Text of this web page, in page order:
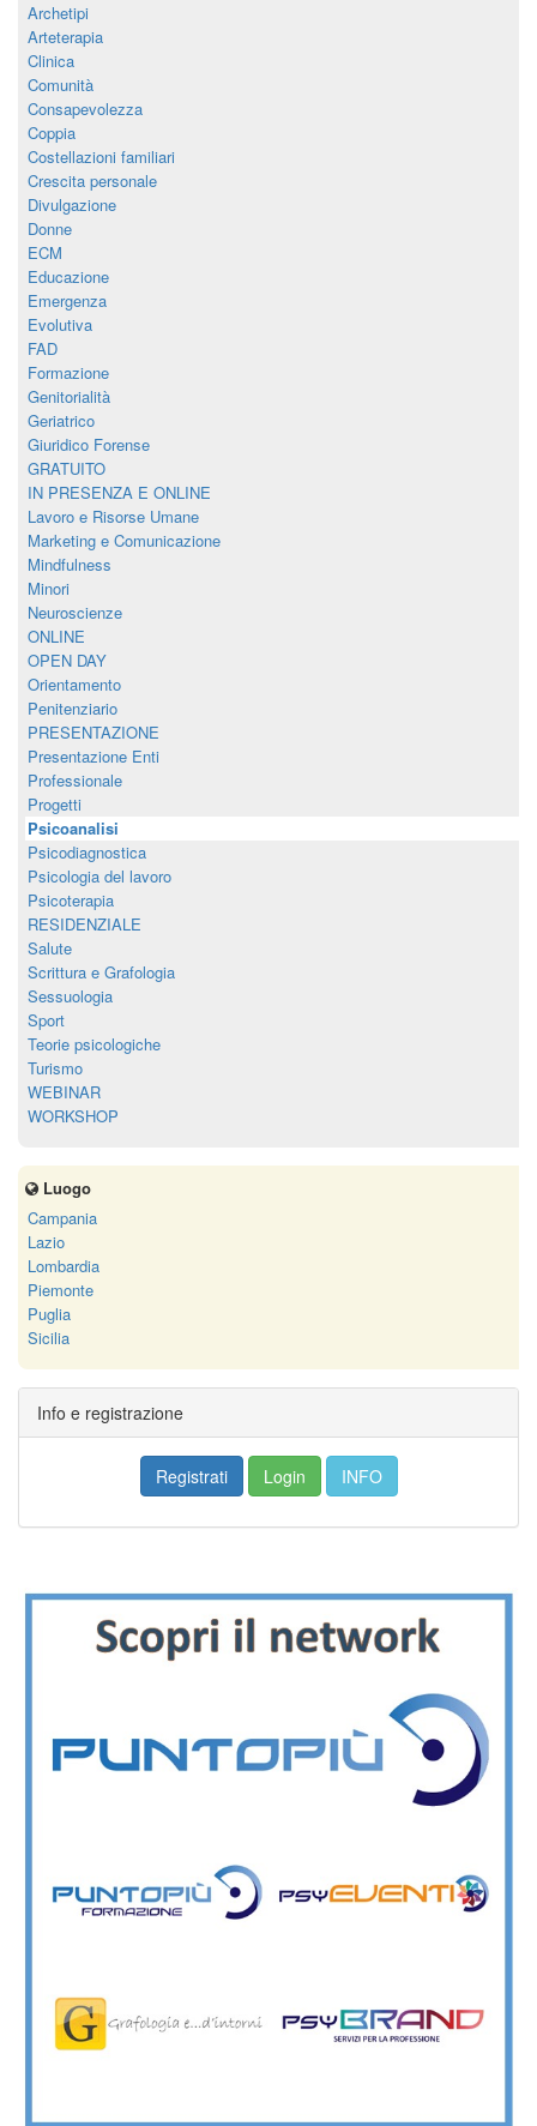
Archetipi
Arteterapia
Clinica
Comunità
Consapevolezza
Coppia
Costellazioni familiari
Crescita personale
Divulgazione
Donne
ECM
Educazione
Emergenza
Evolutiva
FAD
Formazione
Genitorialità
Geriatrico
Giuridico Forense
GRATUITO
IN PRESENZA E ONLINE
Lavoro e Risorse Umane
Marketing e Comunicazione
Mindfulness
Minori
Neuroscienze
ONLINE
OPEN DAY
Orientamento
Penitenziario
PRESENTAZIONE
Presentazione Enti
Professionale
Progetti
Psicoanalisi
Psicodiagnostica
Psicologia del lavoro
Psicoterapia
RESIDENZIALE
Salute
Scrittura e Grafologia
Sessuologia
Sport
Teorie psicologiche
Turismo
WEBINAR
WORKSHOP
Luogo
Campania
Lazio
Lombardia
Piemonte
Puglia
Sicilia
Info e registrazione
Registrati Login INFO